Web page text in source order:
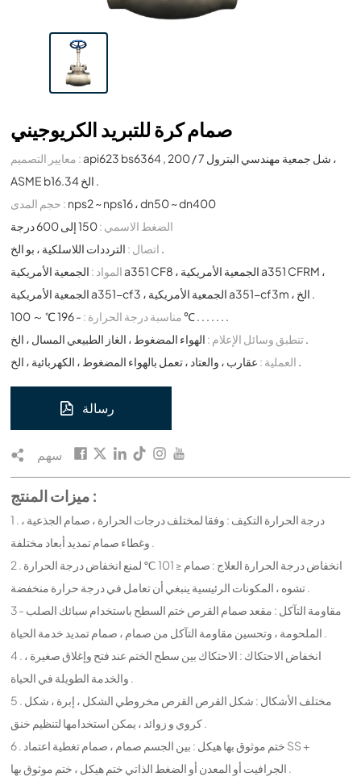
صمام كرة للتبريد الكريوجيني
معايير التصميم :api623 bs6364 , شل جمعية مهندسي البترول 7 / 200 ،
ASME b16.34 الخ .
حجم المدى : nps2 ~ nps16 ، dn50 ~ dn400
الضغط الاسمي :150 إلى 600 درجة
اتصال : الترددات اللاسلكية ، بو الخ .
المواد : الجمعية الأمريكية a351 CF8 ، الجمعية الأمريكية a351 CFRM ،
الجمعية الأمريكية a351-cf3 ، الجمعية الأمريكية a351-cf3m ، الخ .
مناسبة درجة الحرارة :- 196 ℃ ～ 100 ℃ . . . . . . .
تنطبق وسائل الإعلام :الهواء المضغوط ، الغاز الطبيعي المسال ، الخ .
العملية : عقارب ، والعتاد ، تعمل بالهواء المضغوط ، الكهربائية ، الخ .
رسالة
سهم
ميزات المنتج :
1 . درجة الحرارة التكيف : وفقا لمختلف درجات الحرارة ، صمام الجذعية ،
وغطاء صمام تمديد أبعاد مختلفة .
2 . انخفاض درجة الحرارة العلاج : صمام ≤ 101 ℃ لمنع انخفاض درجة الحرارة
تشوه ، المكونات الرئيسية ينبغي أن تعامل في درجة حرارة منخفضة .
3 - مقاومة التآكل : مقعد صمام القرص ختم السطح باستخدام سبائك الصلب
الملحومة ، وتحسين مقاومة التآكل من صمام ، صمام تمديد خدمة الحياة .
4 . انخفاض الاحتكاك : الاحتكاك بين سطح الختم عند فتح وإغلاق صغيرة ،
والخدمة الطويلة في الحياة .
5 . مختلف الأشكال : شكل القرص القرص مخروطي الشكل ، إبرة ، شكل
كروي و زوائد ، يمكن استخدامها لتنظيم خنق .
6 . ختم موثوق بها هيكل : بين الجسم صمام ، صمام تغطية اعتماد SS +
الجرافيت أو المعدن أو الضغط الذاتي ختم هيكل ، ختم موثوق بها .